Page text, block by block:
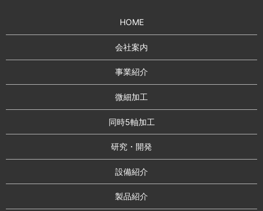
HOME
会社案内
事業紹介
微細加工
同時5軸加工
研究・開発
設備紹介
製品紹介